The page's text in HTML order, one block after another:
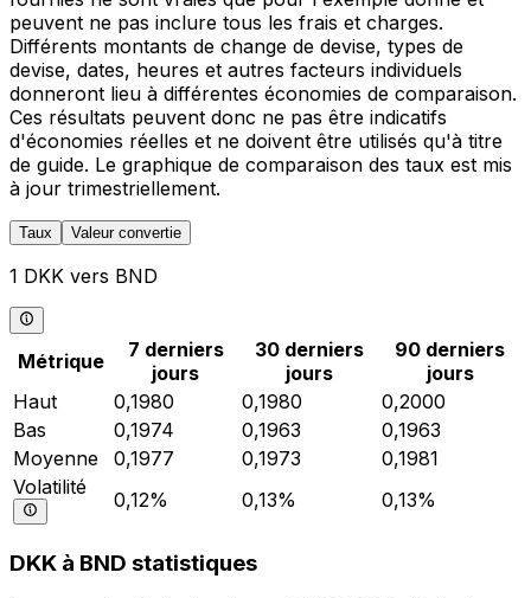
peuvent ne pas inclure tous les frais et charges.
Différents montants de change de devise, types de
devise, dates, heures et autres facteurs individuels
donneront lieu à différentes économies de comparaison.
Ces résultats peuvent donc ne pas être indicatifs
d'économies réelles et ne doivent être utilisés qu'à titre
de guide. Le graphique de comparaison des taux est mis
à jour trimestriellement.
Taux Valeur convertie
1 DKK vers BND
Métrique
7 derniers
jours
30 derniers
jours
90 derniers
jours
Haut
0,1980 0,1980
0,2000
Bas
0,1974 0,1963
0,1963
Moyenne
0,1977 0,1973
0,1981
Volatilité
0,12% 0,13% 0,13%
DKK à BND statistiques